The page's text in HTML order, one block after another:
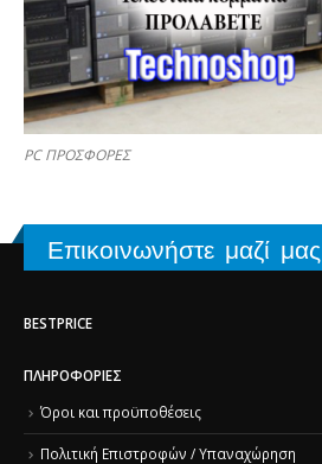
PC ΠΡΟΣΦΟΡΕΣ
Επικοινωνήστε μαζί μας
BESTPRICE
ΠΛΗΡΟΦΟΡΊΕΣ
Όροι και προϋποθέσεις
Πολιτική Επιστροφών / Υπαναχώρηση